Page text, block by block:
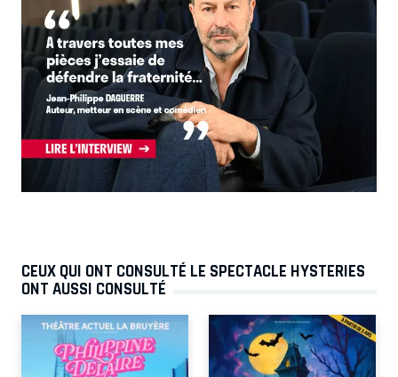
CEUX QUI ONT CONSULTÉ LE SPECTACLE HYSTERIES
ONT AUSSI CONSULTÉ